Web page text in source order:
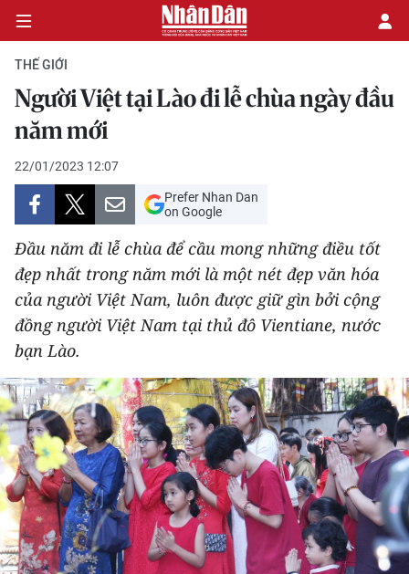
CHÍNH TRỊ
KINH TẾ
VĂN HÓA
XÃ HỘI
PHÁP LUẬT
DU LỊCH
THẾ GIỚI
THỂ THAO
GIÁO DỤC
Y TẾ
KHOA HỌC - CÔNG NGHỆ
THẾ GIỚI
Người Việt tại Lào đi lễ chùa ngày đầu
năm mới
22/01/2023 12:07
Prefer Nhan Dan
on Google
Đầu năm đi lễ chùa để cầu mong những điều tốt
đẹp nhất trong năm mới là một nét đẹp văn hóa
của người Việt Nam, luôn được giữ gìn bởi cộng
đồng người Việt Nam tại thủ đô Vientiane, nước
bạn Lào.